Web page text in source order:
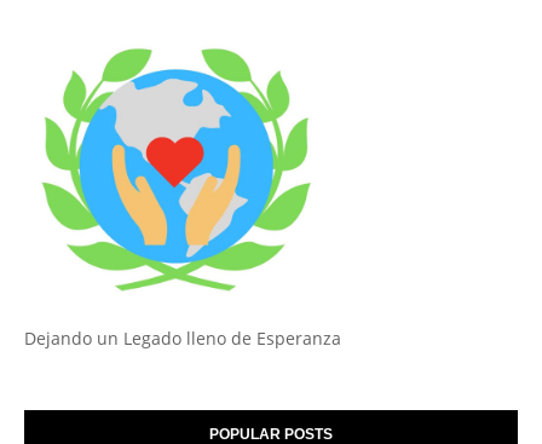
Dejando un Legado lleno de Esperanza
POPULAR POSTS